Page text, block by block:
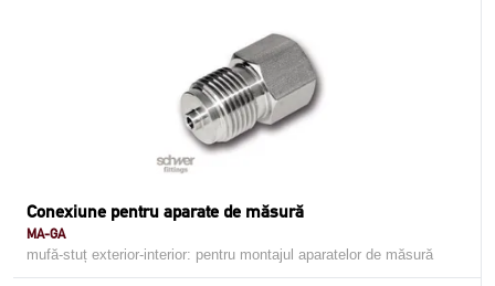
Conexiune pentru aparate de măsură
MA-GA
mufă-stuț exterior-interior: pentru montajul aparatelor de măsură